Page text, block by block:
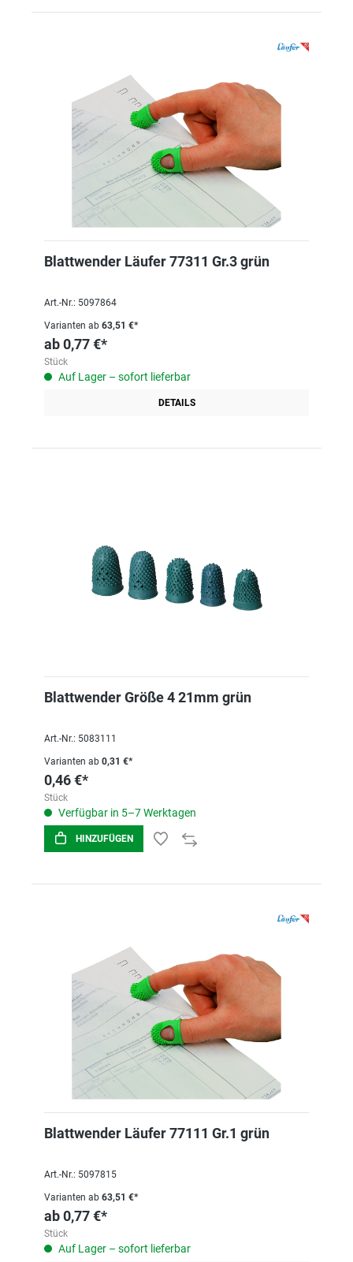
Blattwender Läufer 77311 Gr.3 grün
Art.-Nr.: 5097864
Varianten ab 63,51 €*
ab0,77 €*
Stück
Auf Lager – sofort lieferbar
DETAILS
Blattwender Größe 4 21mm grün
Art.-Nr.: 5083111
Varianten ab 0,31 €*
0,46 €*
Stück
Verfügbar in 5–7 Werktagen
HINZUFÜGEN
Blattwender Läufer 77111 Gr.1 grün
Art.-Nr.: 5097815
Varianten ab 63,51 €*
ab0,77 €*
Stück
Auf Lager – sofort lieferbar